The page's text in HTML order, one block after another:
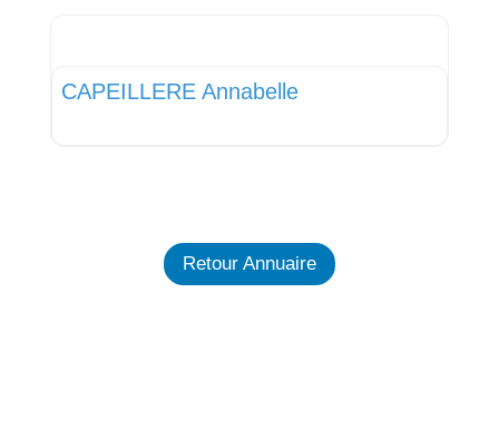
CAPEILLERE Annabelle
Retour Annuaire